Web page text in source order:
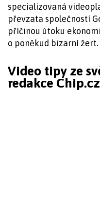
specializovaná
převzata společností
příčinou útoku
o poněkud bizarní žert.
Video tipy ze
redakce